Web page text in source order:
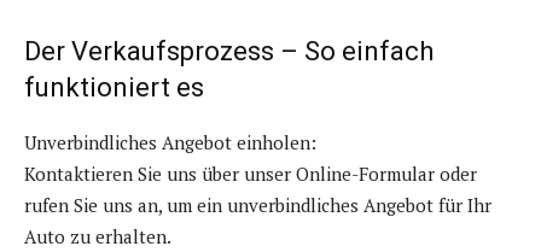
Der Verkaufsprozess – So einfach
funktioniert es
Unverbindliches Angebot einholen:
Kontaktieren Sie uns über unser Online-Formular oder
rufen Sie uns an, um ein unverbindliches Angebot für Ihr
Auto zu erhalten.